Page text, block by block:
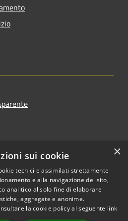
Copyright © 2026 • Comune di
Fara Gera d'Adda • Powered by
×
sui cookie
tecnici e assimilati strettamente
e alla navigazione del sito,
analitico al solo fine di elaborare
aggregate e anonime.
la cookie policy al seguente link